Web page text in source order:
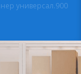
универсал.900